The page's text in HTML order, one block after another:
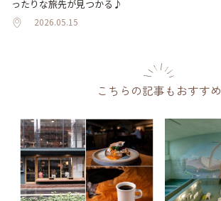
ったりな旅先が見つかる♪
2026.05.15
こちらの記事もおすすめ